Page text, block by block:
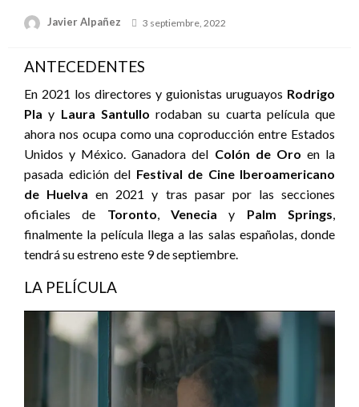
Javier Alpañez
Publicado
3 septiembre, 2022
ANTECEDENTES
En 2021 los directores y guionistas uruguayos Rodrigo
Pla y Laura Santullo rodaban su cuarta película que
ahora nos ocupa como una coproducción entre Estados
Unidos y México. Ganadora del Colón de Oro en la
pasada edición del Festival de Cine Iberoamericano
de Huelva en 2021 y tras pasar por las secciones
oficiales de Toronto,Venecia y Palm Springs,
finalmente la película llega a las salas españolas, donde
tendrá su estreno este 9 de septiembre.
LA PELÍCULA